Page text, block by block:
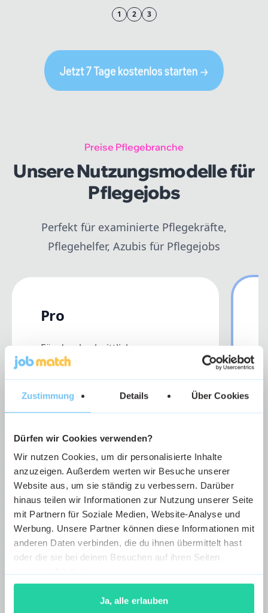
Zustimmung Details Über Cookies
Dürfen wir Cookies verwenden?
Wir nutzen Cookies, um dir personalisierte Inhalte
anzuzeigen. Außerdem werten wir Besuche unserer
Website aus, um sie ständig zu verbessern. Darüber
hinaus teilen wir Informationen zur Nutzung unserer Seite
mit Partnern für Soziale Medien, Website-Analyse und
Werbung. Unsere Partner können diese Informationen mit
anderen Daten verbinden, die du ihnen übermittelt hast
oder die sie bei deinen Besuchen auf ihren Seiten
Ja, alle erlauben
1 2 3
Preise Pflegebranche
Unsere Nutzungsmodelle für
Pflegejobs
Perfekt für examinierte Pflegekräfte,
Pflegehelfer, Azubis für Pflegejobs
Pro
Für durchschnittlichen
Personalbedarf
Enthaltene Leistungen
Gute Matching-Leistung
Zugang zum Dashboard
Achtung: Kein Zugang zum
Reverse Matching
30 Tage ab
€299EUR